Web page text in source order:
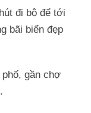
đi bộ để tới
bãi biển đẹp
gần chợ